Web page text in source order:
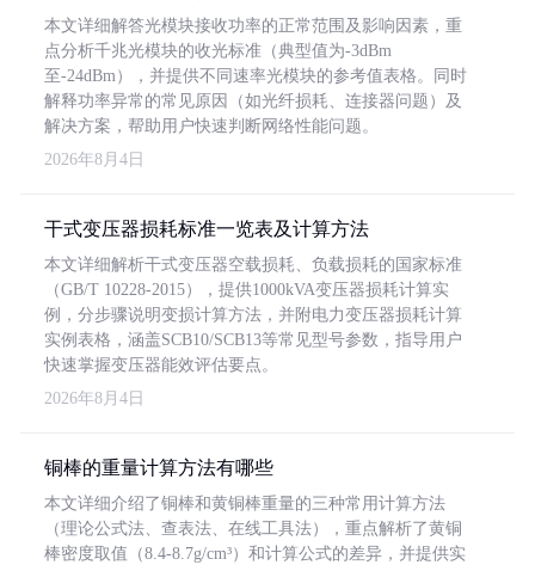
本文详细解答光模块接收功率的正常范围及影响因素，重
点分析千兆光模块的收光标准（典型值为-3dBm
至-24dBm），并提供不同速率光模块的参考值表格。同时
解释功率异常的常见原因（如光纤损耗、连接器问题）及
解决方案，帮助用户快速判断网络性能问题。
2026年8月4日
干式变压器损耗标准一览表及计算方法
本文详细解析干式变压器空载损耗、负载损耗的国家标准
（GB/T 10228-2015），提供1000kVA变压器损耗计算实
例，分步骤说明变损计算方法，并附电力变压器损耗计算
实例表格，涵盖SCB10/SCB13等常见型号参数，指导用户
快速掌握变压器能效评估要点。
2026年8月4日
铜棒的重量计算方法有哪些
本文详细介绍了铜棒和黄铜棒重量的三种常用计算方法
（理论公式法、查表法、在线工具法），重点解析了黄铜
棒密度取值（8.4-8.7g/cm³）和计算公式的差异，并提供实